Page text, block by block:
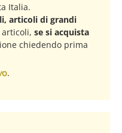
Italia.
articoli di grandi
articoli, se si acquista
chiedendo prima
.